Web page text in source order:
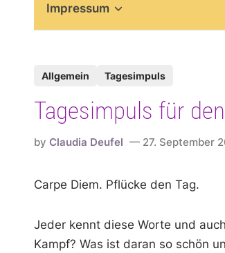
Impressum
i
Allgemein Tagesimpuls
Tagesimpuls für
by Claudia Deufel 27. September
Carpe Diem. Pflücke den Tag.
Jeder kennt diese Worte und
Kampf? Was ist daran so schön